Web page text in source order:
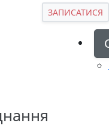
ЗАПИСАТИСЯ